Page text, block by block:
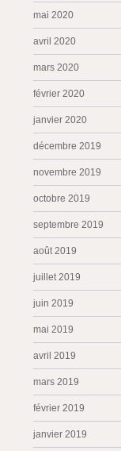
mai 2020
avril 2020
mars 2020
février 2020
janvier 2020
décembre 2019
novembre 2019
octobre 2019
septembre 2019
août 2019
juillet 2019
juin 2019
mai 2019
avril 2019
mars 2019
février 2019
janvier 2019